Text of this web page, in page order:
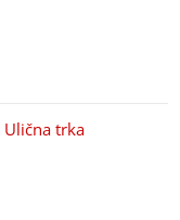
Ulična trka